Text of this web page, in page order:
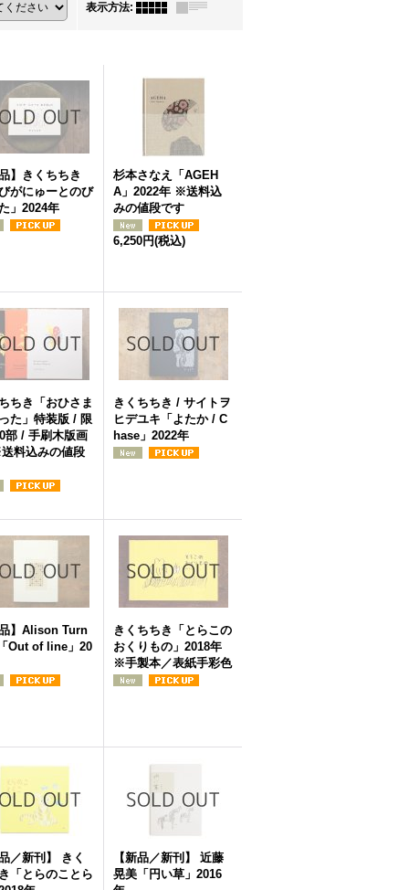
表示方法:
品】きくちちき
びがにゅーとのび
」2024年
杉本さなえ「AGEH
A」2022年 ※送料込
みの値段です
6,250円(税込)
ちき「おひさま
た」特装版 / 限
部 / 手刷木版画
料込みの値段
きくちちき / サイトヲ
ヒデユキ「よたか / C
hase」2022年
品】Alison Turn
Out of line」20
きくちちき「とらこの
おくりもの」2018年
※手製本／表紙手彩色
品／新刊】 きく
「とらのことら
【新品／新刊】 近藤
晃美「円い草」2016